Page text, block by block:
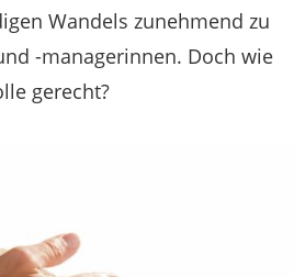
Wandels zunehmend zu
-managerinnen. Doch wie
gerecht?